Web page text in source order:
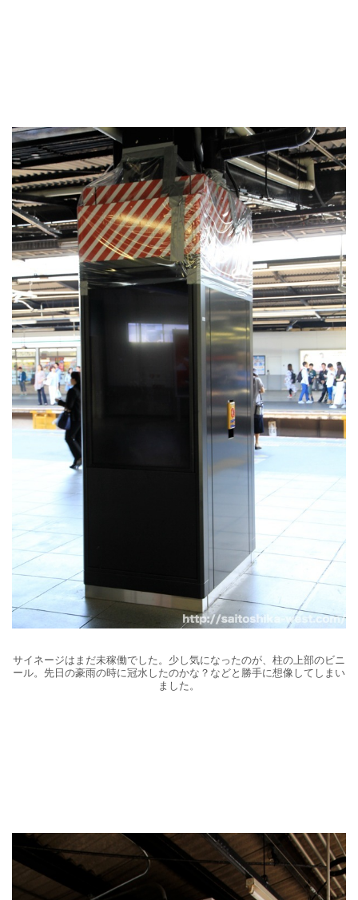
サイネージはまだ未稼働でした。少し気になったのが、柱の上部のビニ
ール。先日の豪雨の時に冠水したのかな？などと勝手に想像してしまい
ました。